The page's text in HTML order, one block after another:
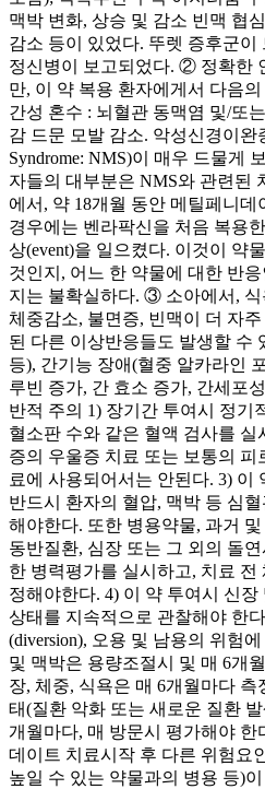
맥박 변화, 상승 및 감소 빈맥 협
감소 등이 있었다. 뚜렛 증후군이
정신병이 보고되었다. ② 정확한
만, 이 약 복용 환자에게서 다음
간성 혼수 : 뇌혈관 동맥염 및/또
감 드문 모발 감소. 악성신경이완
Syndrome: NMS)이 매우 드물게
자들의 대부분은 NMS와 관련된
에서, 약 18개월 동안 메틸페니데
경우에는 벤라팍신을 처음 복용
상(event)을 일으켰다. 이것이 약
것인지, 어느 한 약물에 대한 반
지는 불확실하다. ③ 소아에서, 식
체중감소, 불면증, 빈맥이 더 자
된 다른 이상반응들도 발생할 수
등), 간기능 장애(혈중 알카라인
루빈 증가, 간 효소 증가, 간세포
반적 주의 1) 장기간 투여시 정기
혈소판 수와 같은 혈액 검사를 실
증의 우울증 치료 또는 보통의 피
료에 사용되어서는 안된다. 3) 이
반드시 환자의 혈압, 맥박 등 심
해야한다. 또한 병용약물, 과거
동반질환, 심장 또는 그 외의 돌
한 병력평가를 실시하고, 치료
정해야한다. 4) 이 약 투여시 신
상태를 지속적으로 관찰해야 한
(diversion), 오용 및 남용의 위험
및 맥박은 용량조절시 및 매 6개
장, 체중, 식욕은 매 6개월마다
태(질환 악화 또는 새로운 질환
개월마다, 매 방문시 평가해야 한
데이트 치료시작 후 다른 위험요
높일 수 있는 약물과의 병용 등)